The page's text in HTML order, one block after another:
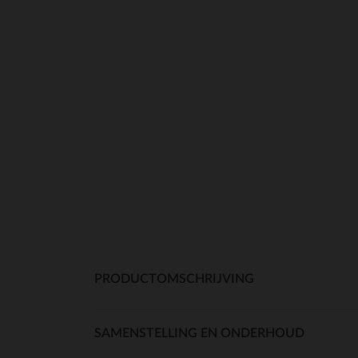
PRODUCTOMSCHRIJVING
SAMENSTELLING EN ONDERHOUD